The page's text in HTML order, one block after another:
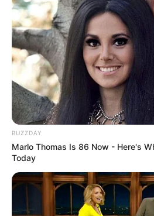
BUZZDAY
Marlo Thomas Is 86 Now - Here's
Today